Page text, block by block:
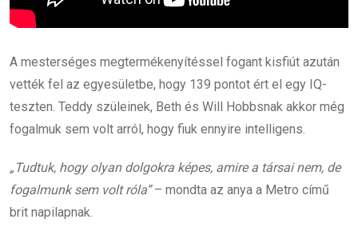
A mesterséges megtermékenyítéssel fogant kisfiút azután
vették fel az egyesületbe, hogy 139 pontot ért el egy IQ-
teszten. Teddy szüleinek, Beth és Will Hobbsnak akkor még
fogalmuk sem volt arról, hogy fiuk ennyire intelligens.
„Tudtuk, hogy olyan dolgokra képes, amire a társai nem, de
fogalmunk sem volt róla”– mondta az anya a Metro című
brit napilapnak.